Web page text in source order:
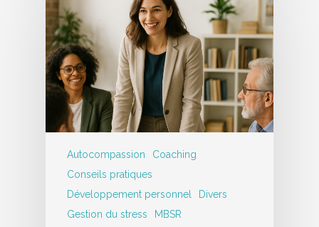
Autocompassion
Coaching
Conseils pratiques
Développement personnel
Divers
Gestion du stress
MBSR